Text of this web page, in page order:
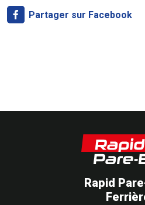
Partager sur Facebook
Rapid